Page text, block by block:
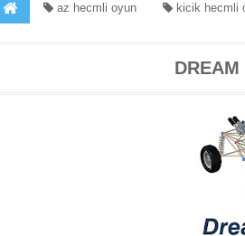
az hecmli oyun kicik hecmli